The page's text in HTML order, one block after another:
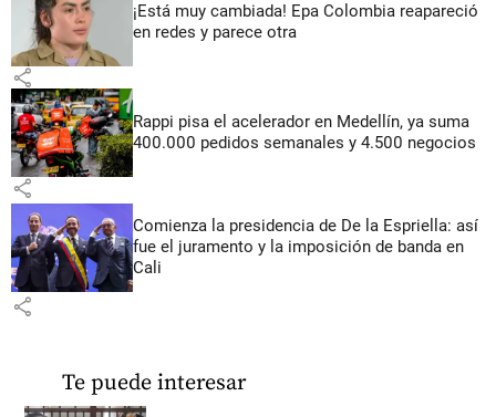
¡Está muy cambiada! Epa Colombia reapareció
en redes y parece otra
share
Rappi pisa el acelerador en Medellín, ya suma
400.000 pedidos semanales y 4.500 negocios
share
Comienza la presidencia de De la Espriella: así
fue el juramento y la imposición de banda en
Cali
share
Te puede interesar